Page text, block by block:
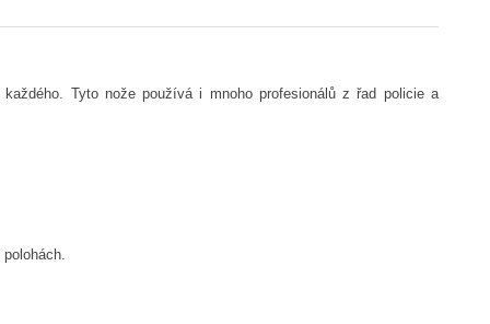
Tyto nože používá i mnoho profesionálů z řad policie a